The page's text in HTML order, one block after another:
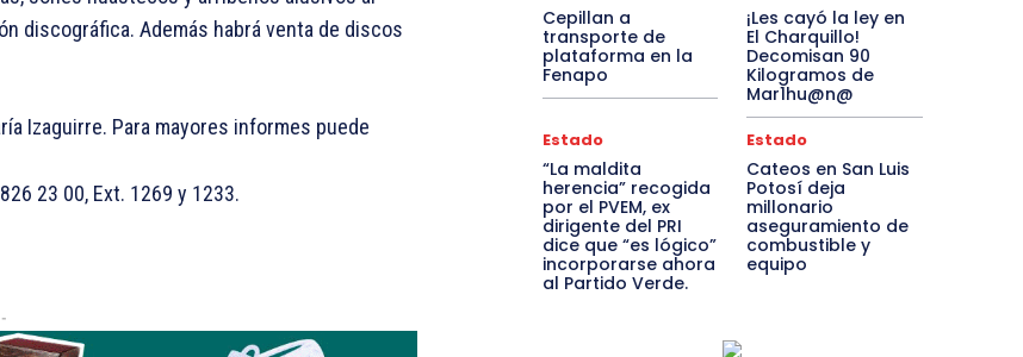
discográfica. Además habrá venta de discos
Izaguirre. Para mayores informes puede
23 00, Ext. 1269 y 1233.
Cepillan a
transporte de
plataforma en la
Fenapo
¡Les cayó la ley en
El Charquillo!
Decomisan 90
Kilogramos de
Mar1hu@n@
Estado
“La maldita
herencia” recogida
por el PVEM, ex
dirigente del PRI
dice que “es lógico”
incorporarse ahora
al Partido Verde.
Estado
Cateos en San Luis
Potosí deja
millonario
aseguramiento de
combustible y
equipo